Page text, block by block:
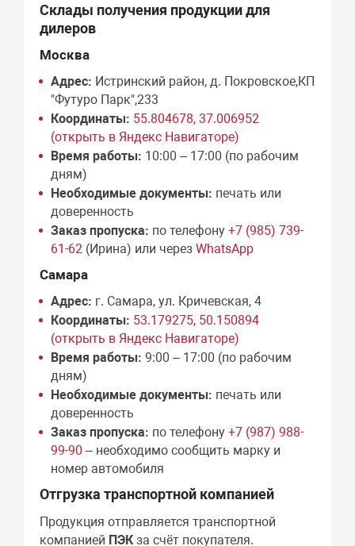
Склады получения продукции для
дилеров
Москва
Адрес: Истринский район, д. Покровское,КП
"Футуро Парк",233
Координаты: 55.804678, 37.006952
(открыть в Яндекс Навигаторе)
Время работы: 10:00 – 17:00 (по рабочим
дням)
Необходимые документы: печать или
доверенность
Заказ пропуска: по телефону+7 (985) 739-
61-62 (Ирина) или черезWhatsApp
Самара
Адрес: г. Самара, ул. Кричевская, 4
Координаты: 53.179275, 50.150894
(открыть в Яндекс Навигаторе)
Время работы: 9:00 – 17:00 (по рабочим
дням)
Необходимые документы: печать или
доверенность
Заказ пропуска: по телефону+7 (987) 988-
99-90 – необходимо сообщить марку и
номер автомобиля
Отгрузка транспортной компанией
Продукция отправляется транспортной
компанией ПЭКза счёт покупателя.